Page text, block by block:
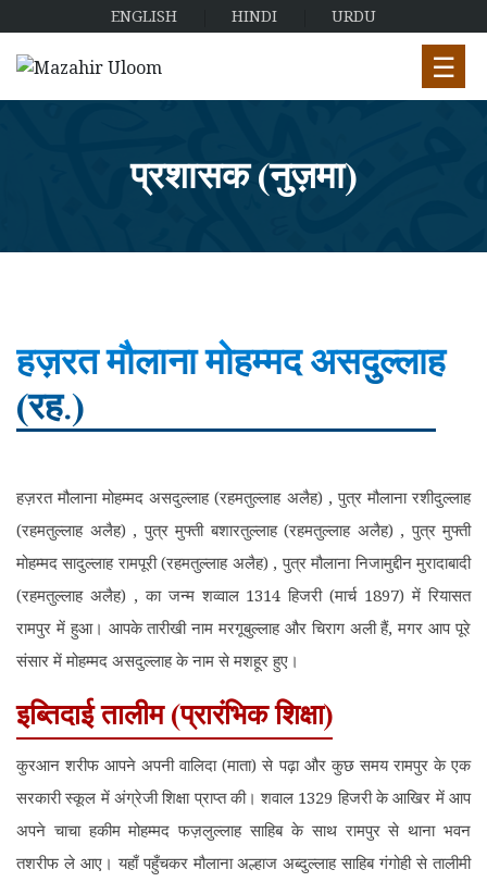
ENGLISH HINDI URDU
☰
प्रशासक (नुज़मा)
हज़रत मौलाना मोहम्मद असदुल्लाह
(रह.)
हज़रत मौलाना मोहम्मद असदुल्लाह (रहमतुल्लाह अलैह) , पुत्र मौलाना रशीदुल्लाह
(रहमतुल्लाह अलैह) , पुत्र मुफ्ती बशारतुल्लाह (रहमतुल्लाह अलैह) , पुत्र मुफ्ती
मोहम्मद सादुल्लाह रामपूरी (रहमतुल्लाह अलैह) , पुत्र मौलाना निजामुद्दीन मुरादाबादी
(रहमतुल्लाह अलैह) , का जन्म शव्वाल 1314 हिजरी (मार्च 1897) में रियासत
रामपुर में हुआ। आपके तारीखी नाम मरगूबुल्लाह और चिराग अली हैं, मगर आप पूरे
संसार में मोहम्मद असदुल्लाह के नाम से मशहूर हुए।
इब्तिदाई तालीम (प्रारंभिक शिक्षा)
कुरआन शरीफ आपने अपनी वालिदा (माता) से पढ़ा और कुछ समय रामपुर के एक
सरकारी स्कूल में अंग्रेजी शिक्षा प्राप्त की। शवाल 1329 हिजरी के आखिर में आप
अपने चाचा हकीम मोहम्मद फज़लुल्लाह साहिब के साथ रामपुर से थाना भवन
तशरीफ ले आए। यहाँ पहुँचकर मौलाना अल्हाज अब्दुल्लाह साहिब गंगोही से तालीमी